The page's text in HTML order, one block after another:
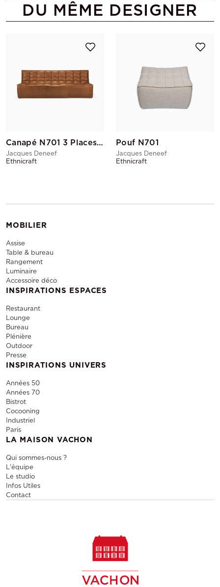
DU MÊME DESIGNER
Canapé N701 3 Places Cuir
Jacques Deneef
Ethnicraft
Pouf N701
Jacques Deneef
Ethnicraft
MOBILIER
Assise
Table & bureau
Rangement
Luminaire
Accessoire déco
INSPIRATIONS ESPACES
Restaurant
Lounge
Bureau
Plénière
Outdoor
Presse
INSPIRATIONS UNIVERS
Années 50
Années 70
Bistrot
Cocooning
Industriel
Paris
LA MAISON VACHON
Qui sommes-nous ?
L'équipe
Le studio
Infos Utiles
Contact